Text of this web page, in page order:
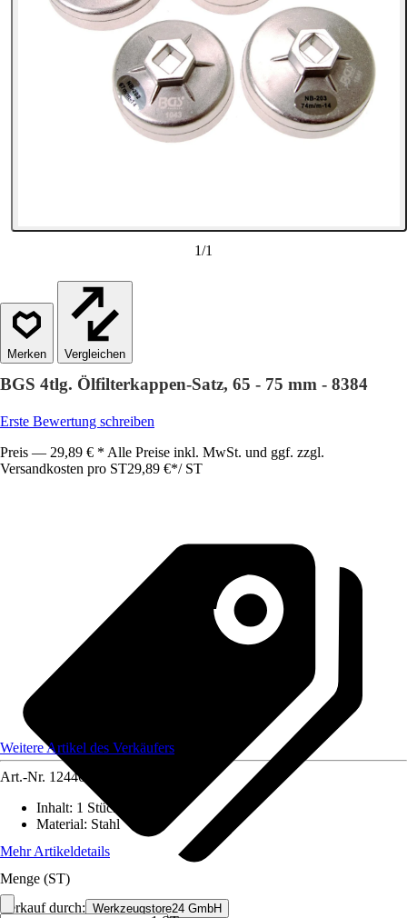
1/1
Vergleichen
BGS 4tlg. Ölfilterkappen-Satz, 65 - 75 mm - 8384
Erste Bewertung schreiben
Preis — 29,89 € * Alle Preise inkl. MwSt. und ggf. zzgl.
Versandkosten pro ST29,89 €*/ ST
Verkauf durch: Werkzeugstore24 GmbH
Weitere Artikel des Verkäufers
Art.-Nr. 12446317
Inhalt: 1 Stück
Material: Stahl
Mehr Artikeldetails
Menge (ST)